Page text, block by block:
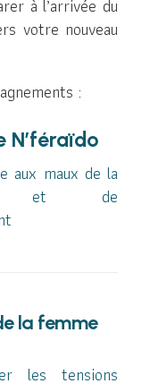
à l’arrivée du
votre nouveau
:
N’féraïdo
aux maux de la
et de
la femme
les tensions